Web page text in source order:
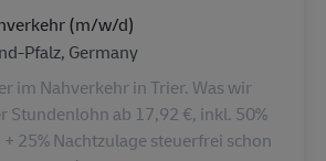
(m/w/d)
Pfalz, Germany
im Nahverkehr in Trier. Was wir
Stundenlohn ab 17,92 €, inkl. 50%
25% Nachtzulage steuerfrei schon